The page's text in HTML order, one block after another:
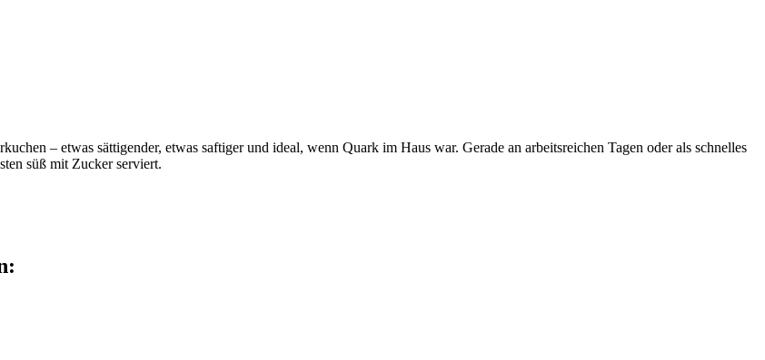
– etwas sättigender, etwas saftiger und ideal, wenn Quark im Haus war. Gerade an arbeitsreichen Tagen oder als schnelles
süß mit Zucker serviert.